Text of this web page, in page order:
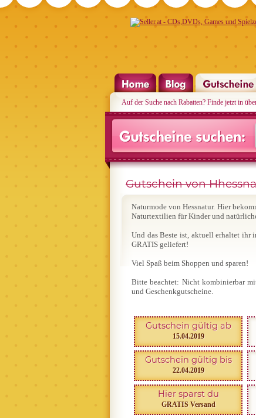
Auf der Suche nach Rabatten? Finde jetzt in
Gutschein von
Naturmode von Hessnatur. Hier
Naturtextilien für Kinder und
Und das Beste ist, aktuell erhaltet ihr
GRATIS geliefert!
Viel Spaß beim Shoppen und sparen!
Bitte beachtet: Nicht kombinierbar
und Geschenkgutscheine.
Gutschein gültig ab
15.04.2019
Gutschein gültig bis
22.04.2019
Hier sparst du
GRATIS Versand